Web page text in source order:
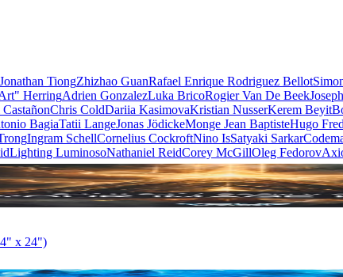
Jonathan TiongZhizhao GuanRafael Enrique Rodriguez Bellot
HerringAdrien GonzalezLuka BricoRogier Van De Beek
Chris ColdDariia KasimovaKristian NusserKerem Beyit
BagiaTatii LangeJonas JödickeMonge Jean BaptisteHugo
Ingram SchellCornelius CockroftNino IsSatyaki Sarkar
Lighting LuminosoNathaniel ReidCorey McGillOleg Fedorov
x 24")